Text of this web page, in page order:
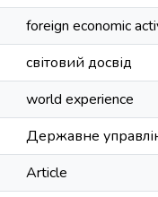
foreign economic
світовий досвід
world experience
Державне
Article